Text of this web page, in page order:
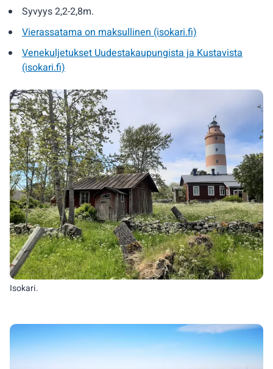
Syvyys 2,2-2,8m.
Vierassatama on maksullinen (isokari.fi)
Venekuljetukset Uudestakaupungista ja Kustavista
(isokari.fi)
Isokari.